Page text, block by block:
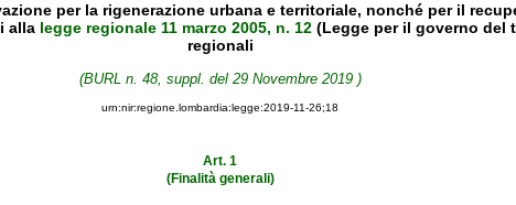
per la rigenerazione urbana e territoriale, nonché per il
alla legge regionale 11 marzo 2005, n. 12(Legge per il governo del
regionali
(BURL n. 48, suppl. del 29 Novembre 2019 )
urn:nir:regione.lombardia:legge:2019-11-26;18
Art. 1
(Finalità generali)